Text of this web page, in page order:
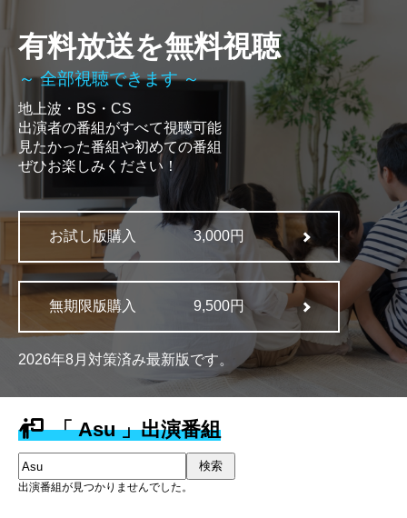
有料放送を無料視聴
～ 全部視聴できます ～
地上波・BS・CS
出演者の番組がすべて視聴可能
見たかった番組や初めての番組
ぜひお楽しみください！
お試し版購入 3,000円
無期限版購入 9,500円
2026年8月対策済み最新版です。
「 Asu 」出演番組
検索
出演番組が見つかりませんでした。